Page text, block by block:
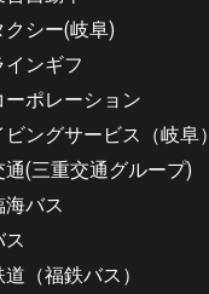
クシー(岐阜)
インギフ
ーポレーション
ビングサービス（岐阜）
通(三重交通グループ)
海バス
ス
（福鉄バス）